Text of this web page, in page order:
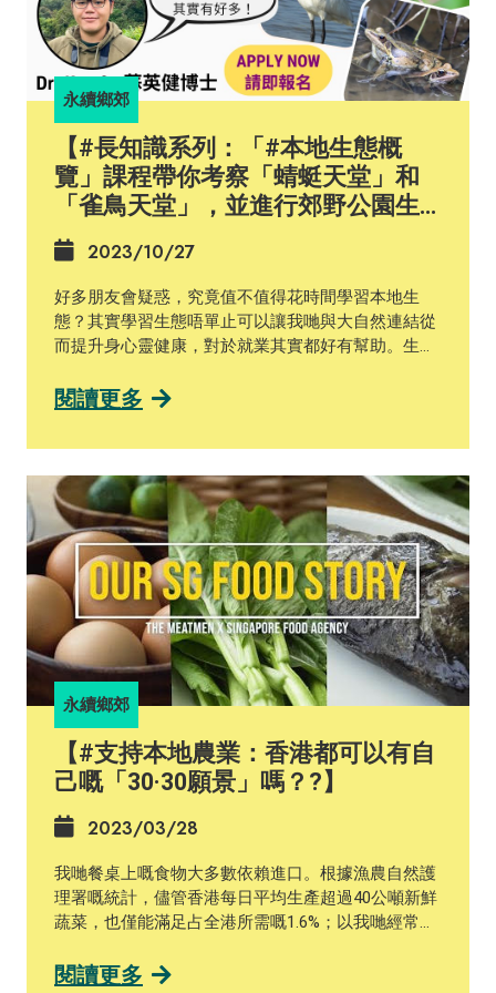
要嘅係不需要長期插電，並且便於攜帶嘅嬰兒保溫
箱，所以佢哋返到史丹福之後，喺市面上廣泛搜羅嬰
兒用品。隊員們一齊集思廣益之下，做咗「Embrace
Warmer」嘅產品雛型。其設計雖然看似簡單，實際
上内有乾坤。Embrace Warmer嘅核心科技是一塊
蠟，蠟嘅熔點是攝氏37C，即一般人嘅體溫，且在融
化後能維持恆溫長達8小時。因為呢個產品嘅價格優
惠、操作簡單易用，令鄉郊嘅BB都可以保暖，而呢個
由 設計思維 製作出嚟嘅保溫箱就成功拯救了超過四
十萬個小生命，幫助佢哋活出健康人生。 我哋有部分
Urban-Rural Sustainability Fellows參與咗我地嘅
Competition，競逐種子基金將創意化為實踐。比賽
已經進入決賽階段，賽果將於「永續鄉郊－亞太區合
作計劃」嘅網頁（https://ccsg.hku.hk/airi/）公布，
合作計劃 #香港大學 #永續發展 #可持續發展 #鄉郊
#SustainableDevelopmnt #Sustainability
#RuralRevitalisation
永續鄉郊
【#長知識系列：「#本地生態概
覽」課程帶你考察「蜻蜓天堂」和
「雀鳥天堂」，並進行郊野公園生
態調查】
2023/10/27
好多朋友會疑惑，究竟值不值得花時間學習本地生
態？其實學習生態唔單止可以讓我哋與大自然連結從
而提升身心靈健康，對於就業其實都好有幫助。生態
響評估，抑或係協助環團做一啲鄉郊保育工作，都好
Nature-related Financial Disclosures）你又有冇聽
過？佢哋都同生態相關嘅數據同埋知識有關。其實了
解本地生態，喺現時全球氣候急劇變化嘅情況下，係
一種好重要嘅知識同技能。 永續社區學院「本地生態
概覽」課程係香港少有教授生態學理論及實地生態調
查嘅短期課程，今屆將由蘇博士任教。蘇博士將會帶
你親身探索沙螺洞、米埔及后海灣，同埋龍虎山和薄
扶林郊野公園，幫助你深入認識香港陸、海、空不同
嘅棲息地和生物，包你大開眼界！ 「蜻蜓天堂」沙羅
洞擁有香港罕見嘅淡水濕地，生態價值極高，但當地
生態卻曾經多次受到破壞，政府決定與業主沙螺洞發
展有限公司以「非原址換地」方式保育沙羅洞。課程
將會帶大家實地了解沙羅洞嘅生態重要性和保育歷
海灣濕地係國際級「雀鳥天堂」，每年冬季都有數以
集中地。課程將會考察這裡豐富多樣嘅濕地生境，認
識濕地保育措施，並探討呢一帶面對嘅發展壓力。 課
程仲會帶大家到龍虎山和薄扶林郊野公園研究植被演
據並匯報結果，磨練生態研究的技能。 詳情請瀏覽課
閱讀更多
永續鄉郊
【#支持本地農業：香港都可以有自
己嘅「30·30願景」嗎？?】
2023/03/28
我哋餐桌上嘅食物大多數依賴進口。根據漁農自然護
理署嘅統計，儘管香港每日平均生產超過40公噸新鮮
蔬菜，也僅能滿足占全港所需嘅1.6%；以我哋經常食
外地入口超過190公噸嘅新鮮薑。由外地進口農產品
閱讀更多